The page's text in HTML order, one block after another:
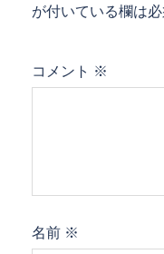
が付いている欄は
コメント ※
名前 ※